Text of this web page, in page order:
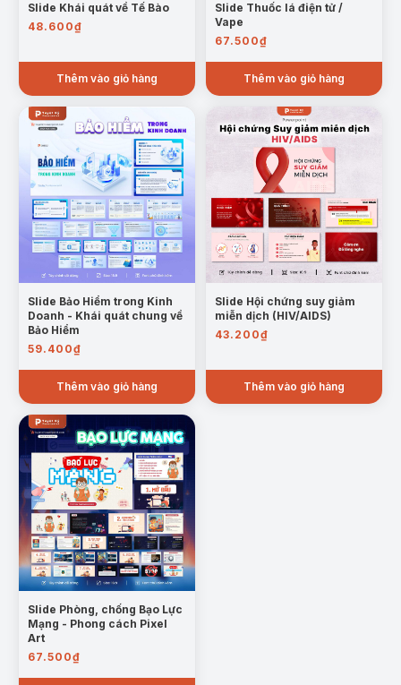
Slide Khái quát về Tế Bào
48.600₫
Thêm vào giỏ hàng
Slide Thuốc lá điện tử /
Vape
67.500₫
Thêm vào giỏ hàng
Slide Bảo Hiểm trong Kinh
Doanh - Khái quát chung về
Bảo Hiểm
59.400₫
Thêm vào giỏ hàng
Slide Hội chứng suy giảm
miễn dịch (HIV/AIDS)
43.200₫
Thêm vào giỏ hàng
Slide Phòng, chống Bạo Lực
Mạng - Phong cách Pixel
Art
67.500₫